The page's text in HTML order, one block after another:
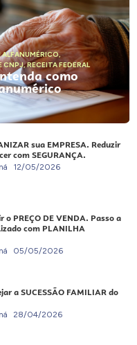
,
CNPJ,RECEITA FEDERAL
como
sua EMPRESA. Reduzir
com SEGURANÇA.
12/05/2026
o PREÇO DE VENDA. Passo a
com PLANILHA
05/05/2026
a SUCESSÃO FAMILIAR do
28/04/2026